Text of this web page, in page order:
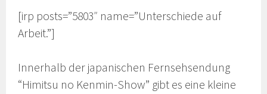
[irp posts=”5803″ name=”Unterschiede auf
Arbeit.”]
Innerhalb der japanischen Fernsehsendung
“Himitsu no Kenmin-Show” gibt es eine kleine